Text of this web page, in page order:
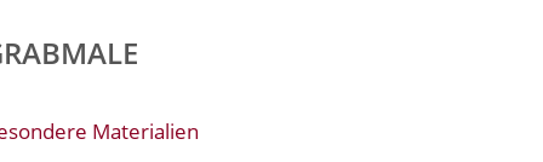
Materialien